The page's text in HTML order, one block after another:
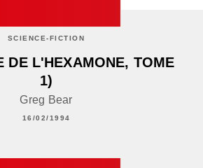
SCIENCE-FICTION
DE L'HEXAMONE, TOME
1)
Greg Bear
16/02/1994